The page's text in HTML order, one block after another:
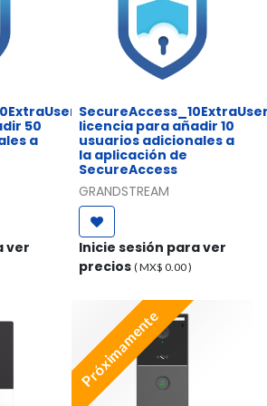
50
a
ver
licencia para añadir 10
usuarios adicionales a
la aplicación de
SecureAccess
GRANDSTREAM
Inicie sesión para ver
precios ( MX$ 0.00)
Próximamente